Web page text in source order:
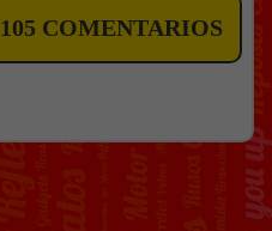
105 COMENTARIOS